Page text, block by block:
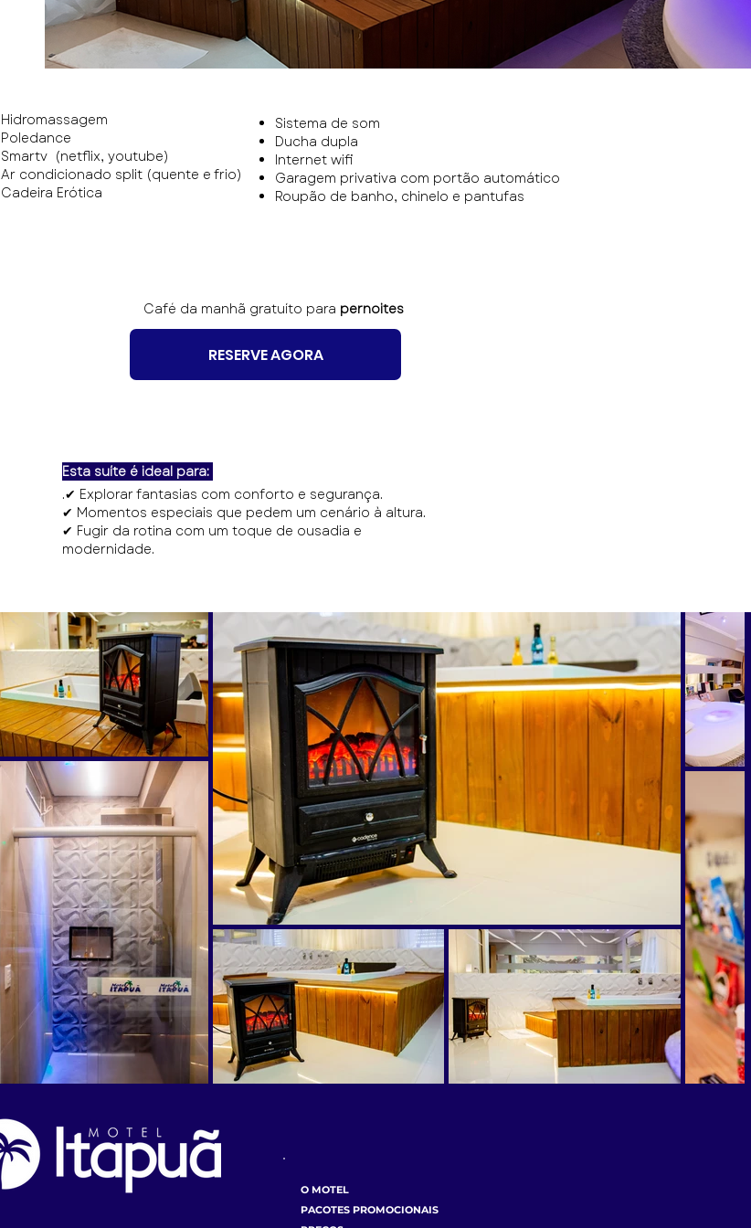
Hidromassagem
Poledance
Smartv (netflix, youtube)
Ar condicionado split (quente e frio)
Cadeira Erótica
Sistema de som
Ducha dupla
Internet wifi
Garagem privativa com portão automático
Roupão de banho, chinelo e pantufas
Café da manhã gratuíto para pernoites
RESERVE AGORA
Esta suíte é ideal para:
.✔ Explorar fantasias com conforto e segurança.
✔ Momentos especiais que pedem um cenário à altura.
✔ Fugir da rotina com um toque de ousadia e
modernidade.
O MOTEL
PACOTES PROMOCIONAIS